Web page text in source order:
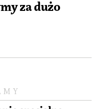
za dużo